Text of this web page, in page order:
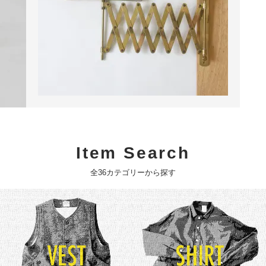
Item Search
全36カテゴリーから探す